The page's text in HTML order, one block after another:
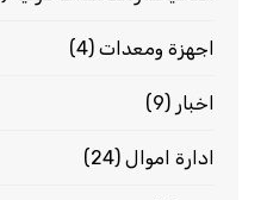
اجهزة ومعدات(4)
اخبار (9)
ادارة اموال(24)